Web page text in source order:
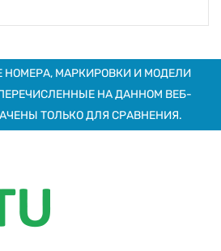
НОМЕРА, МАРКИРОВКИ И МОДЕЛИ
НА ДАННОМ ВЕБ-
ТОЛЬКО ДЛЯ СРАВНЕНИЯ.